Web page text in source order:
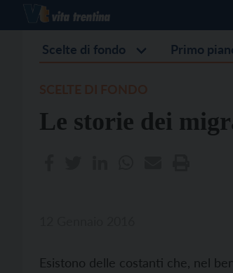
Scelte di fondo Primo
Le storie dei
Esistono delle costanti che, nel